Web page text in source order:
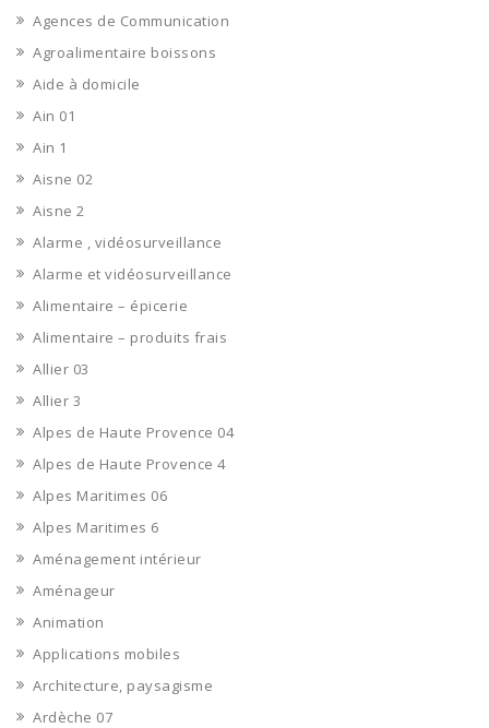
Agences de Communication
Agroalimentaire boissons
Aide à domicile
Ain 01
Ain 1
Aisne 02
Aisne 2
Alarme , vidéosurveillance
Alarme et vidéosurveillance
Alimentaire – épicerie
Alimentaire – produits frais
Allier 03
Allier 3
Alpes de Haute Provence 04
Alpes de Haute Provence 4
Alpes Maritimes 06
Alpes Maritimes 6
Aménagement intérieur
Aménageur
Animation
Applications mobiles
Architecture, paysagisme
Ardèche 07